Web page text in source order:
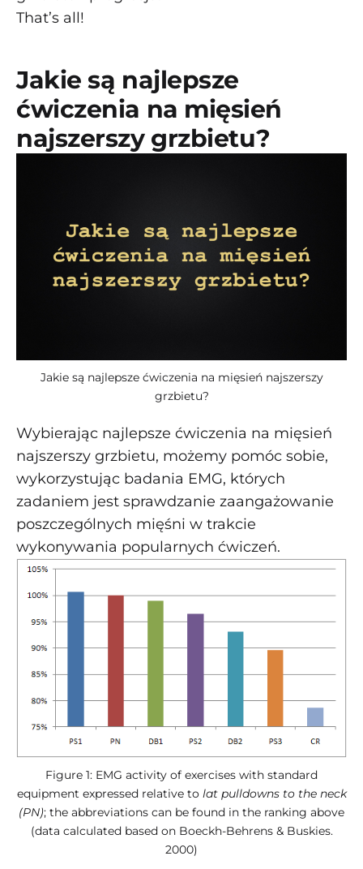
That’s all!
Jakie są najlepsze
ćwiczenia na mięsień
najszerszy grzbietu?
Jakie są najlepsze ćwiczenia na mięsień najszerszy
grzbietu?
Wybierając najlepsze ćwiczenia na mięsień
najszerszy grzbietu, możemy pomóc sobie,
wykorzystując badania EMG, których
zadaniem jest sprawdzanie zaangażowanie
poszczególnych mięśni w trakcie
wykonywania popularnych ćwiczeń.
Figure 1: EMG activity of exercises with standard
equipment expressed relative to lat pulldowns to the neck
(PN); the abbreviations can be found in the ranking above
(data calculated based on Boeckh-Behrens & Buskies.
2000)